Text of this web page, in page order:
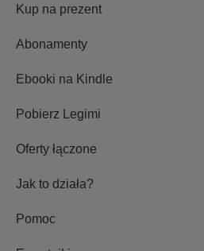
Kup na prezent
Abonamenty
Ebooki na Kindle
Pobierz Legimi
Oferty łączone
Jak to działa?
Pomoc